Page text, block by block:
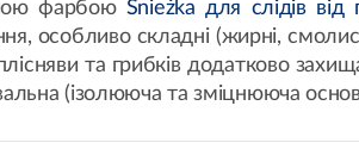
фарбою Śnieżka для слідів від
особливо складні (жирні,
та грибків додатково
(ізолююча та зміцнююча